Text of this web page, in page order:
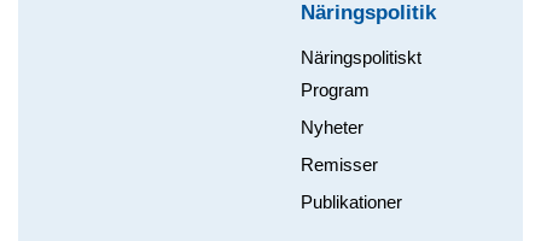
Näringspolitik
Näringspolitiskt
Program
Nyheter
Remisser
Publikationer